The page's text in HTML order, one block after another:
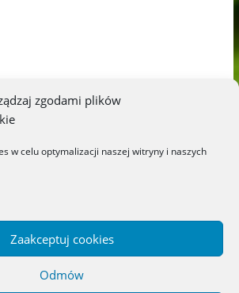
zgodami plików
w celu optymalizacji naszej witryny i naszych
Zaakceptuj cookies
Odmów
Blog o książkach dla dzieci i młodzieży –